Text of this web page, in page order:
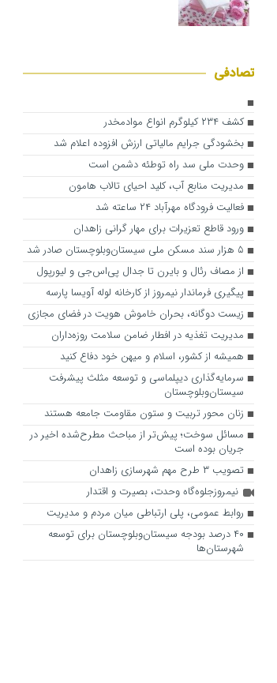
تصادفی
کشف ۲۳۴ کیلوگرم انواع موادمخدر
بخشودگی جرایم مالیاتی ارزش افزوده اعلام شد
وحدت ملی سد راه توطئه دشمن است
مدیریت منابع آب، کلید احیای تالاب هامون
فعالیت فرودگاه مهرآباد ۲۴ ساعته شد
ورود قاطع تعزیرات برای مهار گرانی زاهدان
۵ هزار سند مسکن ملی سیستان‌وبلوچستان صادر شد
از مصاف رئال و بایرن تا جدال پی‌اس‌جی و لیورپول
پیگیری فرماندار نیمروز از کارخانه لوله آویسا پارسه
زیست دوگانه، بحران خاموش هویت در فضای مجازی
مدیریت تغذیه در افطار ضامن سلامت روزه‌داران
همیشه از کشور، اسلام و میهن خود دفاع کنید
سرمایه‌گذاری دیپلماسی و توسعه مثلث پیشرفت
سیستان‌وبلوچستان
زنان محور تربیت و ستون مقاومت جامعه هستند
مسائل سوخت؛ پیش‌تر از مباحث مطرح‌شده اخیر در
جریان بوده است
تصویب ۳ طرح مهم شهرسازی زاهدان
نیمروزجلوه‌گاه وحدت، بصیرت و اقتدار
روابط عمومی، پلی ارتباطی میان مردم و مدیریت
۴۰ درصد بودجه سیستان‌وبلوچستان برای توسعه
شهرستان‌ها